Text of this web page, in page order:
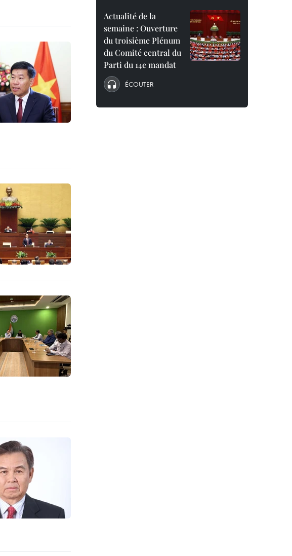
Actualité de la
semaine : Ouverture
du troisième Plénum
du Comité central du
Parti du 14e mandat
ÉCOUTER